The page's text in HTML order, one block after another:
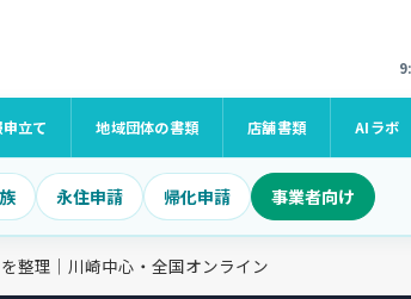
立て 地域団体の書類 店舗書類 AIラボ
永住申請 帰化申請 事業者向け
整理｜川崎中心・全国オンライン